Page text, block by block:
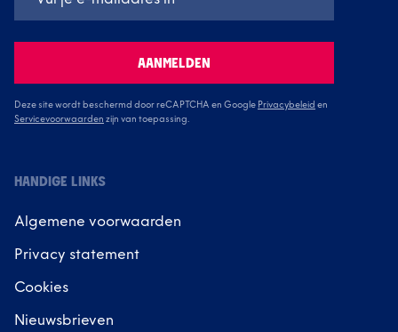
AANMELDEN
Deze site wordt beschermd door reCAPTCHA en Google Privacybeleid en
Servicevoorwaarden zijn van toepassing.
HANDIGE LINKS
Algemene voorwaarden
Privacy statement
Cookies
Nieuwsbrieven